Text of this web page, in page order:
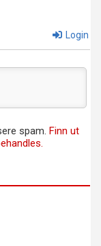
Login
spam. Finn ut